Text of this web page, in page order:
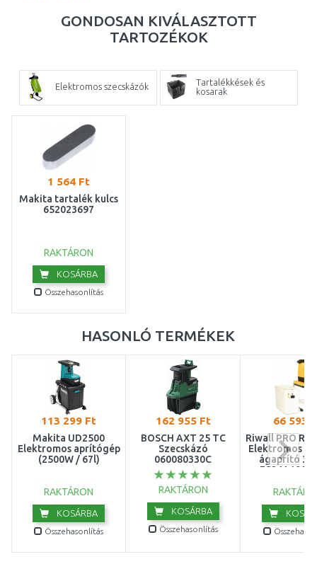
GONDOSAN KIVÁLASZTOTT
TARTOZÉKOK
Elektromos szecskázók
Tartalékkések és
kosarak
1 564 Ft
Makita tartalék kulcs
652023697
RAKTÁRON
KOSÁRBA
Összehasonlítás
HASONLÓ TERMÉKEK
113 299 Ft
Makita UD2500
Elektromos aprítógép
(2500W / 67l)
RAKTÁRON
KOSÁRBA
Összehasonlítás
162 955 Ft
BOSCH AXT 25 TC
Szecskázó
060080330C
RAKTÁRON
KOSÁRBA
Összehasonlítás
66 593
Riwall PRO
Elektromos
ágaprító